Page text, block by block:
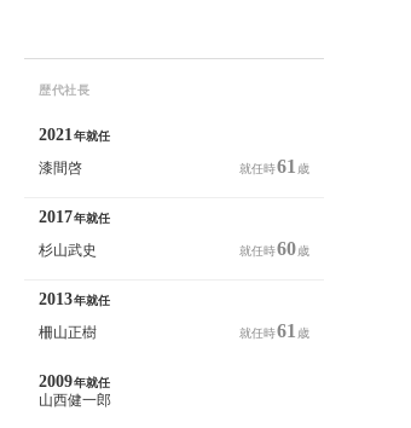
歴代社長
2021年就任
漆間啓 就任時61 歳
2017年就任
杉山武史 就任時60歳
2013年就任
柵山正樹 就任時61 歳
2009年就任
山西健一郎